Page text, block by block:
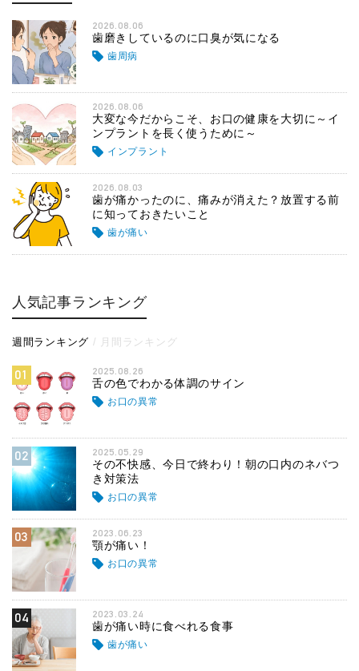
2026.08.06
歯磨きしているのに口臭が気になる
歯周病
2026.08.06
大変な今だからこそ、お口の健康を大切に～イ
ンプラントを長く使うために～
インプラント
2026.08.03
歯が痛かったのに、痛みが消えた？放置する前
に知っておきたいこと
歯が痛い
人気記事ランキング
週間ランキング 月間ランキング
01 2025.08.26
舌の色でわかる体調のサイン
お口の異常
02 2025.05.29
その不快感、今日で終わり！朝の口内のネバつ
き対策法
お口の異常
03 2023.06.23
顎が痛い！
お口の異常
04 2023.03.24
歯が痛い時に食べれる食事
歯が痛い